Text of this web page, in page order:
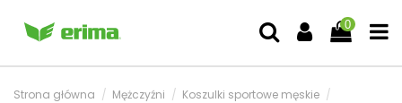
0
Strona główna Mężczyźni
Koszulki sportowe męskie